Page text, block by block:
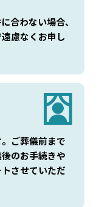
合わない場合、
慮なくお申し
ご葬儀前まで
のお手続きや
させていただ